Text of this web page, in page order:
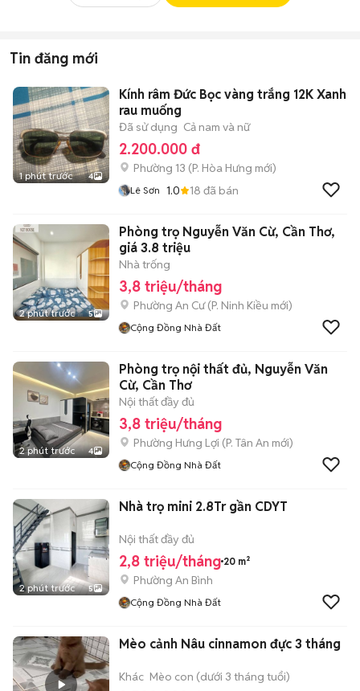
Tin đăng mới
1 phút trước 4
Kính râm Đức Bọc vàng trắng 12K Xanh
rau muống
Đã sử dụng Cả nam và nữ
2.200.000 đ
Phường 13 (P. Hòa Hưng mới)
Lê Sơn 1.0 18 đã bán
2 phút trước 5
Phòng trọ Nguyễn Văn Cừ, Cần Thơ,
giá 3.8 triệu
Nhà trống
3,8 triệu/tháng
Phường An Cư(P. Ninh Kiều mới)
Cộng Đồng Nhà Đất
2 phút trước 4
Phòng trọ nội thất đủ, Nguyễn Văn
Cừ, Cần Thơ
Nội thất đầy đủ
3,8 triệu/tháng
Phường Hưng Lợi (P. Tân An mới)
Cộng Đồng Nhà Đất
2 phút trước 5
Nhà trọ mini 2.8Tr gần CDYT
Nội thất đầy đủ
2,8 triệu/tháng 20 m²
Phường An Bình
Cộng Đồng Nhà Đất
Mèo cảnh Nâu cinnamon đực 3 tháng
Khác Mèo con (dưới 3 tháng tuổi)